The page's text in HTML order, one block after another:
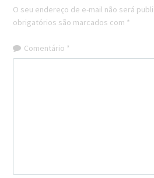
O seu endereço de e-mail não será
obrigatórios são marcados com *
Comentário *